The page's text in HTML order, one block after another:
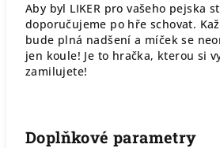
Aby byl LIKER pro vašeho pejska
doporučujeme po hře schovat.
bude plná nadšení a míček se
jen koule! Je to hračka, kterou si
zamilujete!
Doplňkové parametry